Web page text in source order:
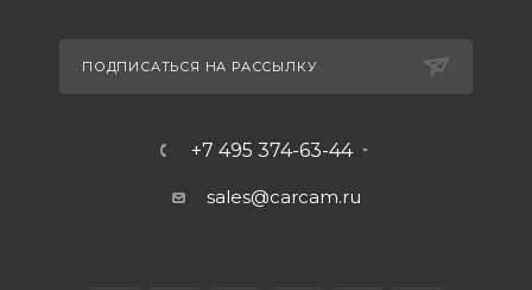
ПОДПИСАТЬСЯ НА РАССЫЛКУ
+7 495 374-63-44
sales@carcam.ru